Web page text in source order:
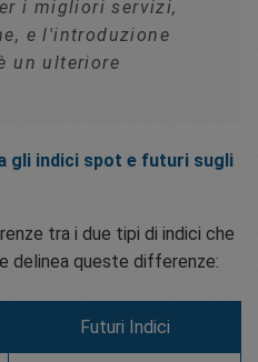
i migliori servizi,
e l'introduzione
un ulteriore
gli indici spot e futuri sugli
tra i due tipi di indici che
delinea queste differenze:
Futuri Indici